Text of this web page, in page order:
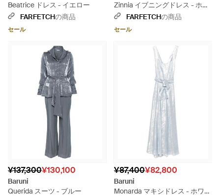
Beatrice ドレス - イエロー
FARFETCHの商品
セール
Zinnia イブニングドレス - ホワ
イトFARFETCHの商品
セール
¥137,300¥130,100
Baruni
Querida スーツ - ブルー
¥87,400¥82,800
Baruni
Monarda マキシドレス - ホワイ